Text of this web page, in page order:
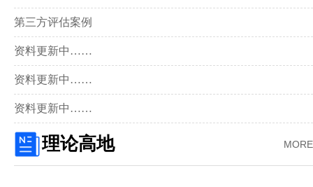
第三方评估案例
资料更新中……
资料更新中……
资料更新中……
MORE
理论高地